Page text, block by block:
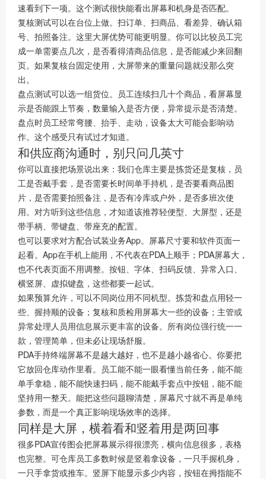
速看到下一项。这个测试很快能看出屏幕和机身是否匹配。
复核测试可以在台位上做。扫订单、扫商品、看差异、确认箱
号、拍照备注。这里大屏优势可能更明显。你可以比较员工完
成一单需要点几次，是否看得清商品信息，是否能减少来回翻
页。如果复核台固定使用，大屏带来的重量问题就没那么突
出。
盘点测试可以选一组货位。员工连续扫几十个商品，看屏幕显
示是否能跟上节奏，数量输入是否方便，异常提示是否清楚。
盘点时员工经常弯腰、抬手、走动，设备太大可能会影响动
作。这个感受只有试过才知道。
和供应商沟通时，别只问几英寸
你可以直接把场景说出来：我们仓库主要是拣货还是复核，员
工是否戴手套，是否需要长时间单手持机，是否要看商品图
片，是否需要拍照备注，是否有冷库或户外，是否多班次使
用。对方听到这些信息，才知道该推荐轻便型、大屏型，还是
带手柄、带键盘、带座充的配置。
也可以要求对方配合试装业务App。屏幕尺寸要和软件页面一
起看。App在手机上能用，不代表在PDA上顺手；PDA屏幕大，
也不代表页面不用调整。按钮、字体、扫码反馈、异常入口、
横竖屏、虚拟键盘，这些都要一起试。
如果预算允许，可以不同岗位用不同机型。拣货和盘点用轻一
些、握持顺的设备；复核和质检用屏幕大一些的设备；主管或
异常处理人员用信息展示更丰富的设备。所有岗位强行统一一
款，管理简单，但未必让现场舒服。
PDA手持终端屏幕不是越大越好，也不是越小越省心。你要把
它放回仓库动作里看。员工能不能一眼看懂当前任务，能不能
单手拿稳，能不能快速扫码，能不能戴手套点中按钮，能不能
坚持用一整天。能把这些问题聊清楚，屏幕尺寸就不再是单纯
参数，而是一个真正影响现场效率的选择。
同样是大屏，横着看和竖着用是两回事
很多PDA宣传图会把屏幕展示得很漂亮，横向信息很多，表格
也完整。可仓库员工多数时候是竖着拿设备，一只手握机身，
一只手拿货或推车。竖屏下能显示多少内容，按钮在拇指能不